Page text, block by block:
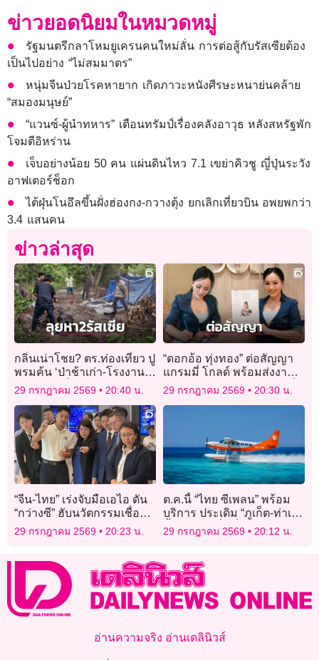
ข่าวยอดนิยมในหมวดหมู่
รัฐมนตรีกลาโหมยูเครนคนใหม่ลั่น การต่อสู้กับรัสเซียต้อง
เป็นไปอย่าง “ไม่สมมาตร”
หนุ่มจีนป่วยโรคหายาก เกิดภาวะหนังศีรษะหนาย่นคล้าย
“สมองมนุษย์”
“แวนซ์-ผู้นำทหาร” เตือนทรัมป์เรื่องคลังอาวุธ หลังสหรัฐพัก
โจมตีอิหร่าน
เจ็บอย่างน้อย 50 คน แผ่นดินไหว 7.1 เขย่าคิวชู ญี่ปุ่นระวัง
อาฟเตอร์ช็อก
ไต้ฝุ่นโนอึลขึ้นฝั่งฮ่องกง-กวางตุ้ง ยกเลิกเที่ยวบิน อพยพกว่า
3.4 แสนคน
ข่าวล่าสุด
กลิ่นเน่าโชย? ตร.ท่องเที่ยว ปู
พรมค้น ‘ป่าช้าเก่า-โรงงาน
ร้าง’ หา 2พี่น้องรัสเซีย
29 กรกฎาคม 2569 20:40 น.
“ดอกอ้อ ทุ่งทอง” ต่อสัญญา
แกรมมี่ โกลด์ พร้อมส่งงาน
เพลงใหม่แทนคำขอบคุณเร็ว
29 กรกฎาคม 2569 20:30 น.
“จีน-ไทย” เร่งจับมือเอไอ ดัน
“กว่างซี” ฮับนวัตกรรมเชื่อม
อาเซียน
29 กรกฎาคม 2569 20:23 น.
ต.ค.นี้ “ไทย ซีเพลน” พร้อม
บริการ ประเดิม “ภูเก็ต-ท่าเรือ
น้ำลึก-กระบี่” เริ่ม 4-5 พัน
บาท/คน/เที่ยว
29 กรกฎาคม 2569 20:12 น.
อ่านความจริง อ่านเดลินิวส์